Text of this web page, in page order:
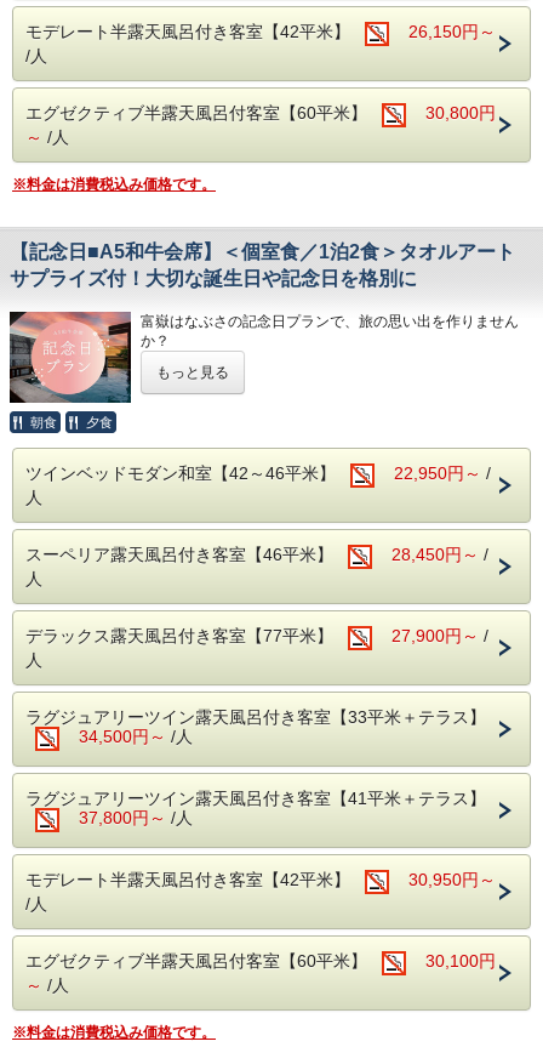
【温泉】
露天風呂でお楽しみください。
・SDGsに配慮したアメニティセット（女性用・男性用）
・フリードリンクタイムあり（2Fラウンジにて・セルフ
式）
・貸切露天風呂3か所は、予約無しで自由にご利用頂けま
す。
（24時～朝5時半はクローズ）
天気の良い日は富士山を望むこともできます。
～ご夕食「A5和牛会席」のボリューム★★★★☆～
ステーキはA5ランクの「和牛 静岡そだち」をお好みの焼き
加減でお召し上がり頂けます。
ジューシーで、やわらかいお肉を5種類のソースで味わって
そのほか、近海で獲れた魚介を中心とした新鮮なお刺身など
板長こだわりのお料理が並びます。
【ご朝食】15種類の小鉢、郷土料理「国清汁」、鯵の干
物、三島西麓野菜の蒸し物
◆お子様の夕食についてのご注意事項
・小学生高学年 お子様定食＋お造り
・小学生低学年・幼児 お子様定食
予約をお勧めします
◆温泉
３ヶ所ある貸切風呂は空いていれば何回でもご利用頂けま
す。
こちらのプランは、小学生以下のお子様と一緒のご家族が対
大人様のみのご予約は承っておりませんので、予めご了承下
さい。
モデレート半露天風呂付き客室【42平米】
26,150円～
/人
エグゼクティブ半露天風呂付客室【60平米】
30,800円
～ /人
※料金は消費税込み価格です。
【記念日■A5和牛会席】＜個室食／1泊2食＞タオルアート
サプライズ付！大切な誕生日や記念日を格別に
富嶽はなぶさの記念日プランで、旅の思い出を作りません
か？
・カップルで結婚記念日やプロボーズ、誕生日のお祝いに
・女子旅でお仲間へのサプライズ♪
・夕食時ワンドリンクサービス
・宿からのプチギフト
A5和牛のステーキや伊豆の幸が味わえる和牛会席をご用
意。
好みの焼き加減でお召し上がり頂けます。
そのほか、近海で獲れた魚介を中心とした新鮮なお刺身など
料理人こだわりのお料理が並びます。
〆は、富嶽はなぶさ名物、本山葵をすりおろしてご飯に乗せ
て頂く、「いずまぶし」をお楽しみください。
お肉はもちろんですが、海の幸、伊豆の山の幸も存分にお楽
しみ頂けます。
※ご夕食「A5和牛会席」のボリューム★★★★☆
【ご朝食】15種類の小鉢、郷土料理「国清汁」、鯵の干
「ちょっとずつを沢山」お召し上がりいただく和定食です。
【温泉】
アルカリ性単純泉で肌に優しい温泉です。
もっと見る
朝食 夕食
ツインベッドモダン和室【42～46平米】 22,950円～ /
人
スーペリア露天風呂付き客室【46平米】 28,450円～ /
人
デラックス露天風呂付き客室【77平米】 27,900円～ /
人
ラグジュアリーツイン露天風呂付き客室【33平米＋テラス】
34,500円～ /人
ラグジュアリーツイン露天風呂付き客室【41平米＋テラス】
37,800円～ /人
モデレート半露天風呂付き客室【42平米】
30,950円～
/人
エグゼクティブ半露天風呂付客室【60平米】
30,100円
～ /人
※料金は消費税込み価格です。